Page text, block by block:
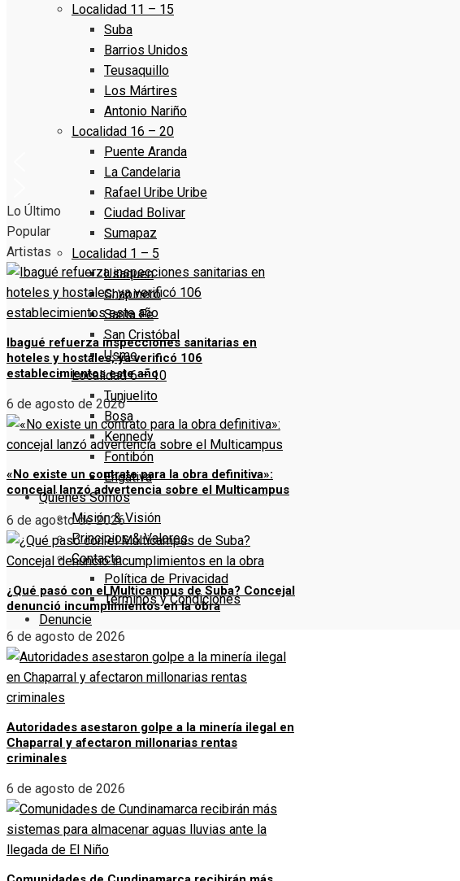
Localidad 11 – 15
Suba
Barrios Unidos
Teusaquillo
Los Mártires
Antonio Nariño
Localidad 16 – 20
Puente Aranda
La Candelaria
Rafael Uribe Uribe
Ciudad Bolivar
Sumapaz
Localidad 1 – 5
Usaquen
Chapinero
Santa Fe
San Cristóbal
Usme
Localidad 6 – 10
Tunjuelito
Bosa
Kennedy
Fontibón
Engativa
Quienes Somos
Misión & Visión
Principios & Valores
Contacto
Política de Privacidad
Términos y Condiciones
Denuncie
Lo Último
Popular
Artistas
Ibagué refuerza inspecciones sanitarias en
hoteles y hostales; ya verificó 106
establecimientos este año
6 de agosto de 2026
«No existe un contrato para la obra definitiva»:
concejal lanzó advertencia sobre el Multicampus
6 de agosto de 2026
¿Qué pasó con el Multicampus de Suba? Concejal
denunció incumplimientos en la obra
6 de agosto de 2026
Autoridades asestaron golpe a la minería ilegal en
Chaparral y afectaron millonarias rentas
criminales
6 de agosto de 2026